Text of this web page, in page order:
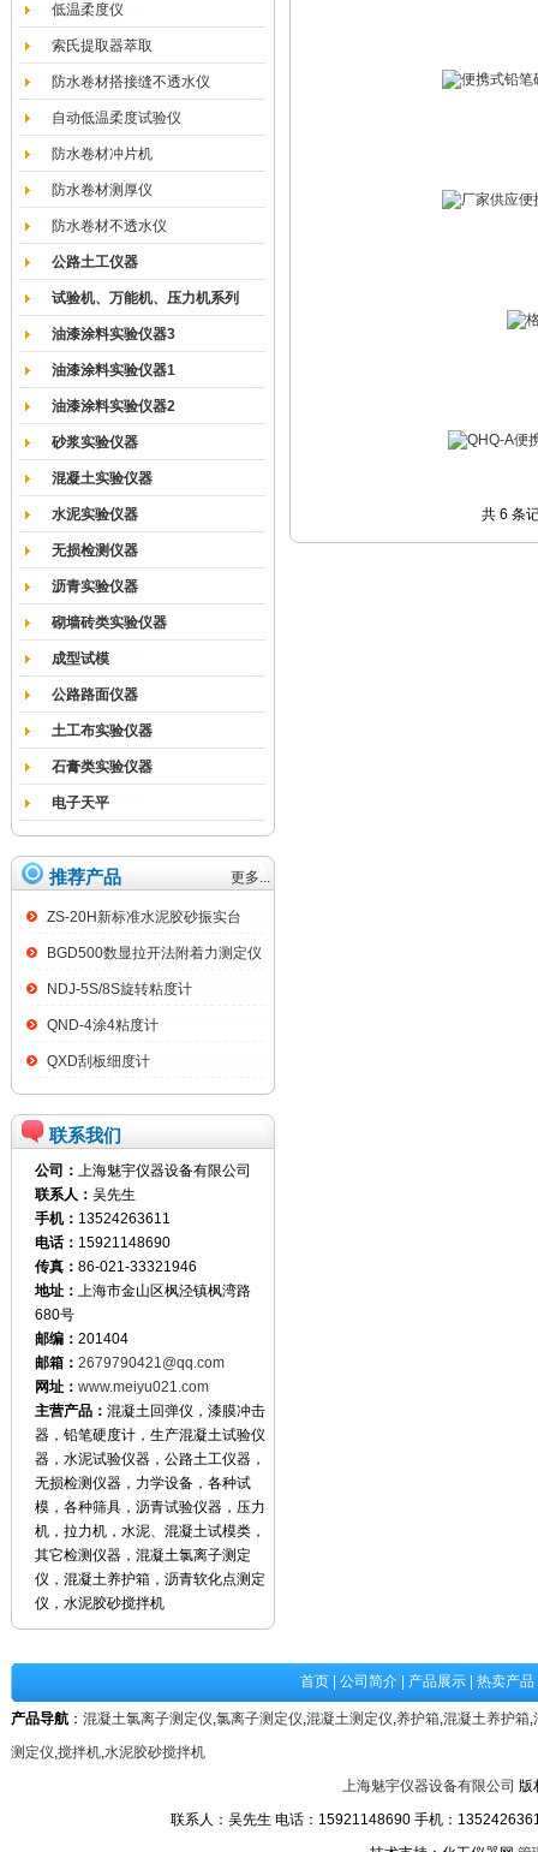
低温柔度仪
索氏提取器萃取
防水卷材搭接缝不透水仪
自动低温柔度试验仪
防水卷材冲片机
防水卷材测厚仪
防水卷材不透水仪
公路土工仪器
试验机、万能机、压力机系列
油漆涂料实验仪器3
油漆涂料实验仪器1
油漆涂料实验仪器2
砂浆实验仪器
混凝土实验仪器
水泥实验仪器
无损检测仪器
沥青实验仪器
砌墙砖类实验仪器
成型试模
公路路面仪器
土工布实验仪器
石膏类实验仪器
电子天平
推荐产品 更多...
ZS-20H新标准水泥胶砂振实台
BGD500数显拉开法附着力测定仪
NDJ-5S/8S旋转粘度计
QND-4涂4粘度计
QXD刮板细度计
联系我们
公司： 上海魅宇仪器设备有限公司
联系人： 吴先生
手机： 13524263611
电话： 15921148690
传真： 86-021-33321946
地址： 上海市金山区枫泾镇枫湾路
680号
邮编： 201404
邮箱： 2679790421@qq.com
网址： www.meiyu021.com
主营产品： 混凝土回弹仪，漆膜冲击
器，铅笔硬度计，生产混凝土试验仪
器，水泥试验仪器，公路土工仪器，
无损检测仪器，力学设备，各种试
模，各种筛具，沥青试验仪器，压力
机，拉力机，水泥、混凝土试模类，
其它检测仪器，混凝土氯离子测定
仪，混凝土养护箱，沥青软化点测定
仪，水泥胶砂搅拌机
共 6 条
首页 公司简介 产品展示 热卖产品
产品导航 ： 混凝土氯离子测定仪,氯离子测定仪,混凝土测定仪,养护箱,混凝土养护箱,
测定仪,搅拌机,水泥胶砂搅拌机
上海魅宇仪器设备有限公司 版
联系人：吴先生 电话：15921148690 手机：